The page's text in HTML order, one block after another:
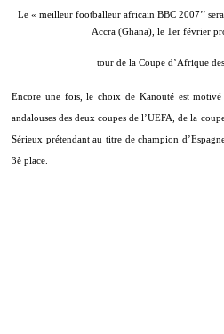
Le « meilleur footballeur africain BBC 2007’’
Accra (Ghana), le 1er février
tour de la Coupe d’Afrique
Encore une fois, le choix de Kanouté est
andalouses des deux coupes de l’UEFA, de la
Sérieux prétendant au titre de champion
3è place.